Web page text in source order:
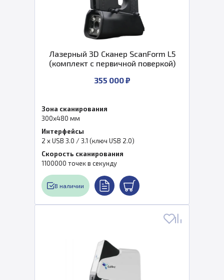
Лазерный 3D Сканер ScanForm L5
(комплект с первичной поверкой)
355 000 ₽
Зона сканирования
300х480 мм
Интерфейсы
2 x USB 3.0 / 3.1 (ключ USB 2.0)
Скорость сканирования
1100000 точек в секунду
В наличии